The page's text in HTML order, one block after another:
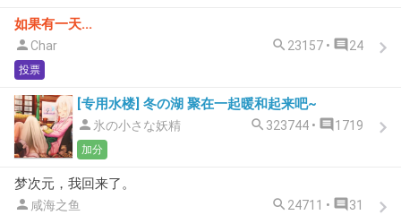
如果有一天...
 Char  23157 •  24
投票
[专用水楼] 冬の湖 聚在一起暖和起来吧~
氷の小さな妖精  323744 •  1719
加分
梦次元，我回来了。
 咸海之鱼  24711 •  31